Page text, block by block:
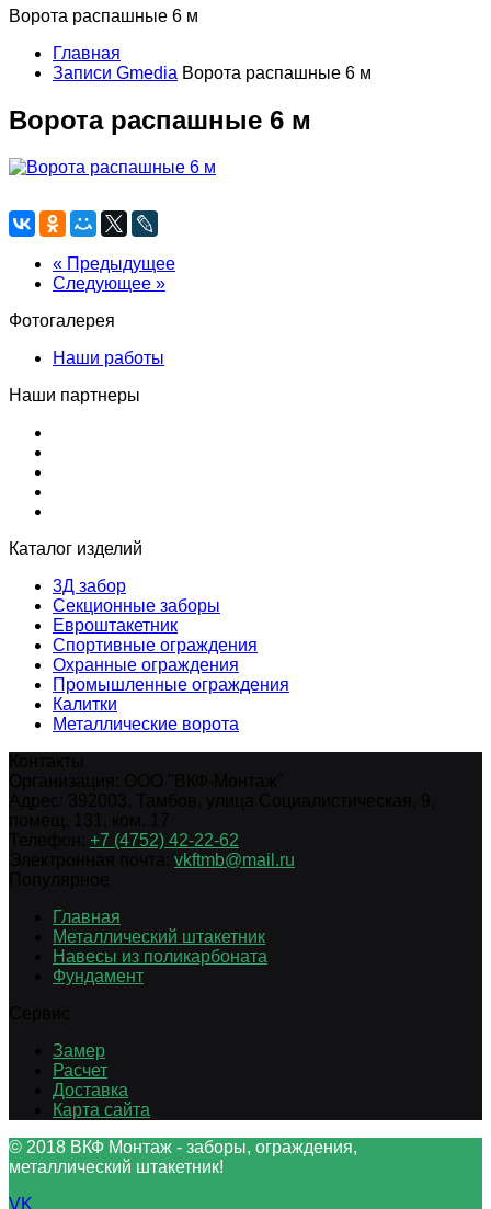
Ворота распашные 6 м
Главная
Записи Gmedia Ворота распашные 6 м
Ворота распашные 6 м
« Предыдущее
Следующее »
Фотогалерея
Наши работы
Наши партнеры
Каталог изделий
3Д забор
Секционные заборы
Евроштакетник
Спортивные ограждения
Охранные ограждения
Промышленные ограждения
Калитки
Металлические ворота
+7 (4752) 42-22-62
vkftmb@mail.ru
Главная
Металлический штакетник
Навесы из поликарбоната
Фундамент
Замер
Расчет
Доставка
Карта сайта
© 2018 ВКФ Монтаж - заборы, ограждения,
металлический штакетник!
VK